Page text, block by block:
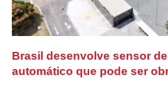
Brasil desenvolve sensor
automático que pode ser